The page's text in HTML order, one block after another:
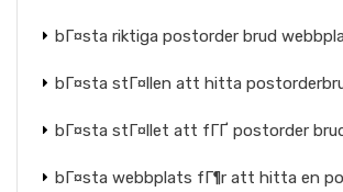
bГ¤sta riktiga postorder brud
bГ¤sta stГ¤llen att hitta
bГ¤sta stГ¤llet att fГҐ postorder
bГ¤sta webbplats fГ¶r att hitta en